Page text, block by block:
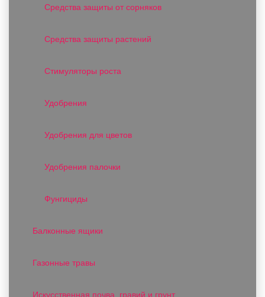
Средства защиты от сорняков
Средства защиты растений
Стимуляторы роста
Удобрения
Удобрения для цветов
Удобрения палочки
Фунгициды
Балконные ящики
Газонные травы
Искусственная почва, гравий и грунт